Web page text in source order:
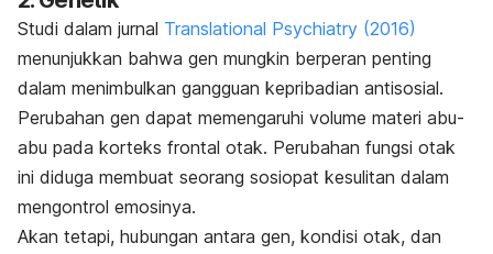
Studi dalam jurnal Translational Psychiatry (2016)
menunjukkan bahwa gen mungkin berperan penting
dalam menimbulkan gangguan kepribadian antisosial.
Perubahan gen dapat memengaruhi volume materi abu-
abu pada korteks frontal otak. Perubahan fungsi otak
ini diduga membuat seorang sosiopat kesulitan dalam
mengontrol emosinya.
Akan tetapi, hubungan antara gen, kondisi otak, dan